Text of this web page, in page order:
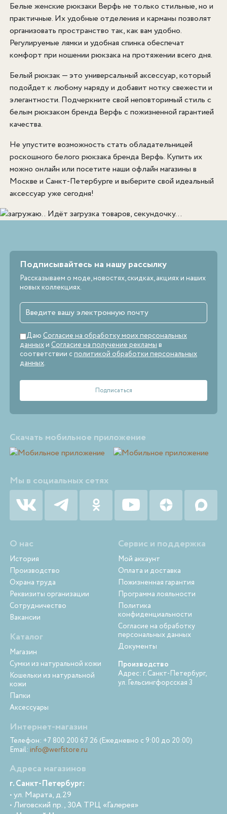
Белые женские рюкзаки Верфь не только стильные, но и
практичные. Их удобные отделения и карманы позволят
организовать пространство так, как вам удобно.
Регулируемые лямки и удобная спинка обеспечат
комфорт при ношении рюкзака на протяжении всего дня.
Белый рюкзак — это универсальный аксессуар, который
подойдет к любому наряду и добавит нотку свежести и
элегантности. Подчеркните свой неповторимый стиль с
белым рюкзаком бренда Верфь с пожизненной гарантией
качества.
Не упустите возможность стать обладательницей
роскошного белого рюкзака бренда Верфь. Купить их
можно онлайн или посетите наши офлайн магазины в
Москве и Санкт-Петербурге и выберите свой идеальный
аксессуар уже сегодня!
Идёт загрузка товаров, секундочку...
Подписывайтесь на нашу рассылку
Рассказываем о моде, новостях, скидках, акциях и наших
новых коллекциях.
Даю Согласие на обработку моих персональных
данныхи Согласие на получение рекламыв
соответствии сполитикой обработки персональных
данных.
Скачать мобильное приложение
Мы в социальных сетях
О нас
История
Производство
Охрана труда
Реквизиты организации
Сотрудничество
Вакансии
Каталог
Магазин
Сумки из натуральной кожи
Кошельки из натуральной
кожи
Папки
Аксессуары
Сервис и поддержка
Мой аккаунт
Оплата и доставка
Пожизненная гарантия
Программа лояльности
Политика
конфиденциальности
Согласие на обработку
персональных данных
Документы
Производство
Адрес: г. Санкт-Петербург,
ул. Гельсингфорсская 3
Интернет-магазин
Телефон: +7 800 200 67 26 (Ежедневно с 9:00 до 20:00)
Email: info@werfstore.ru
Адреса магазинов
г. Санкт-Петербург:
• ул. Марата, д.29
• Лиговский пр., 30А ТРЦ «Галерея»